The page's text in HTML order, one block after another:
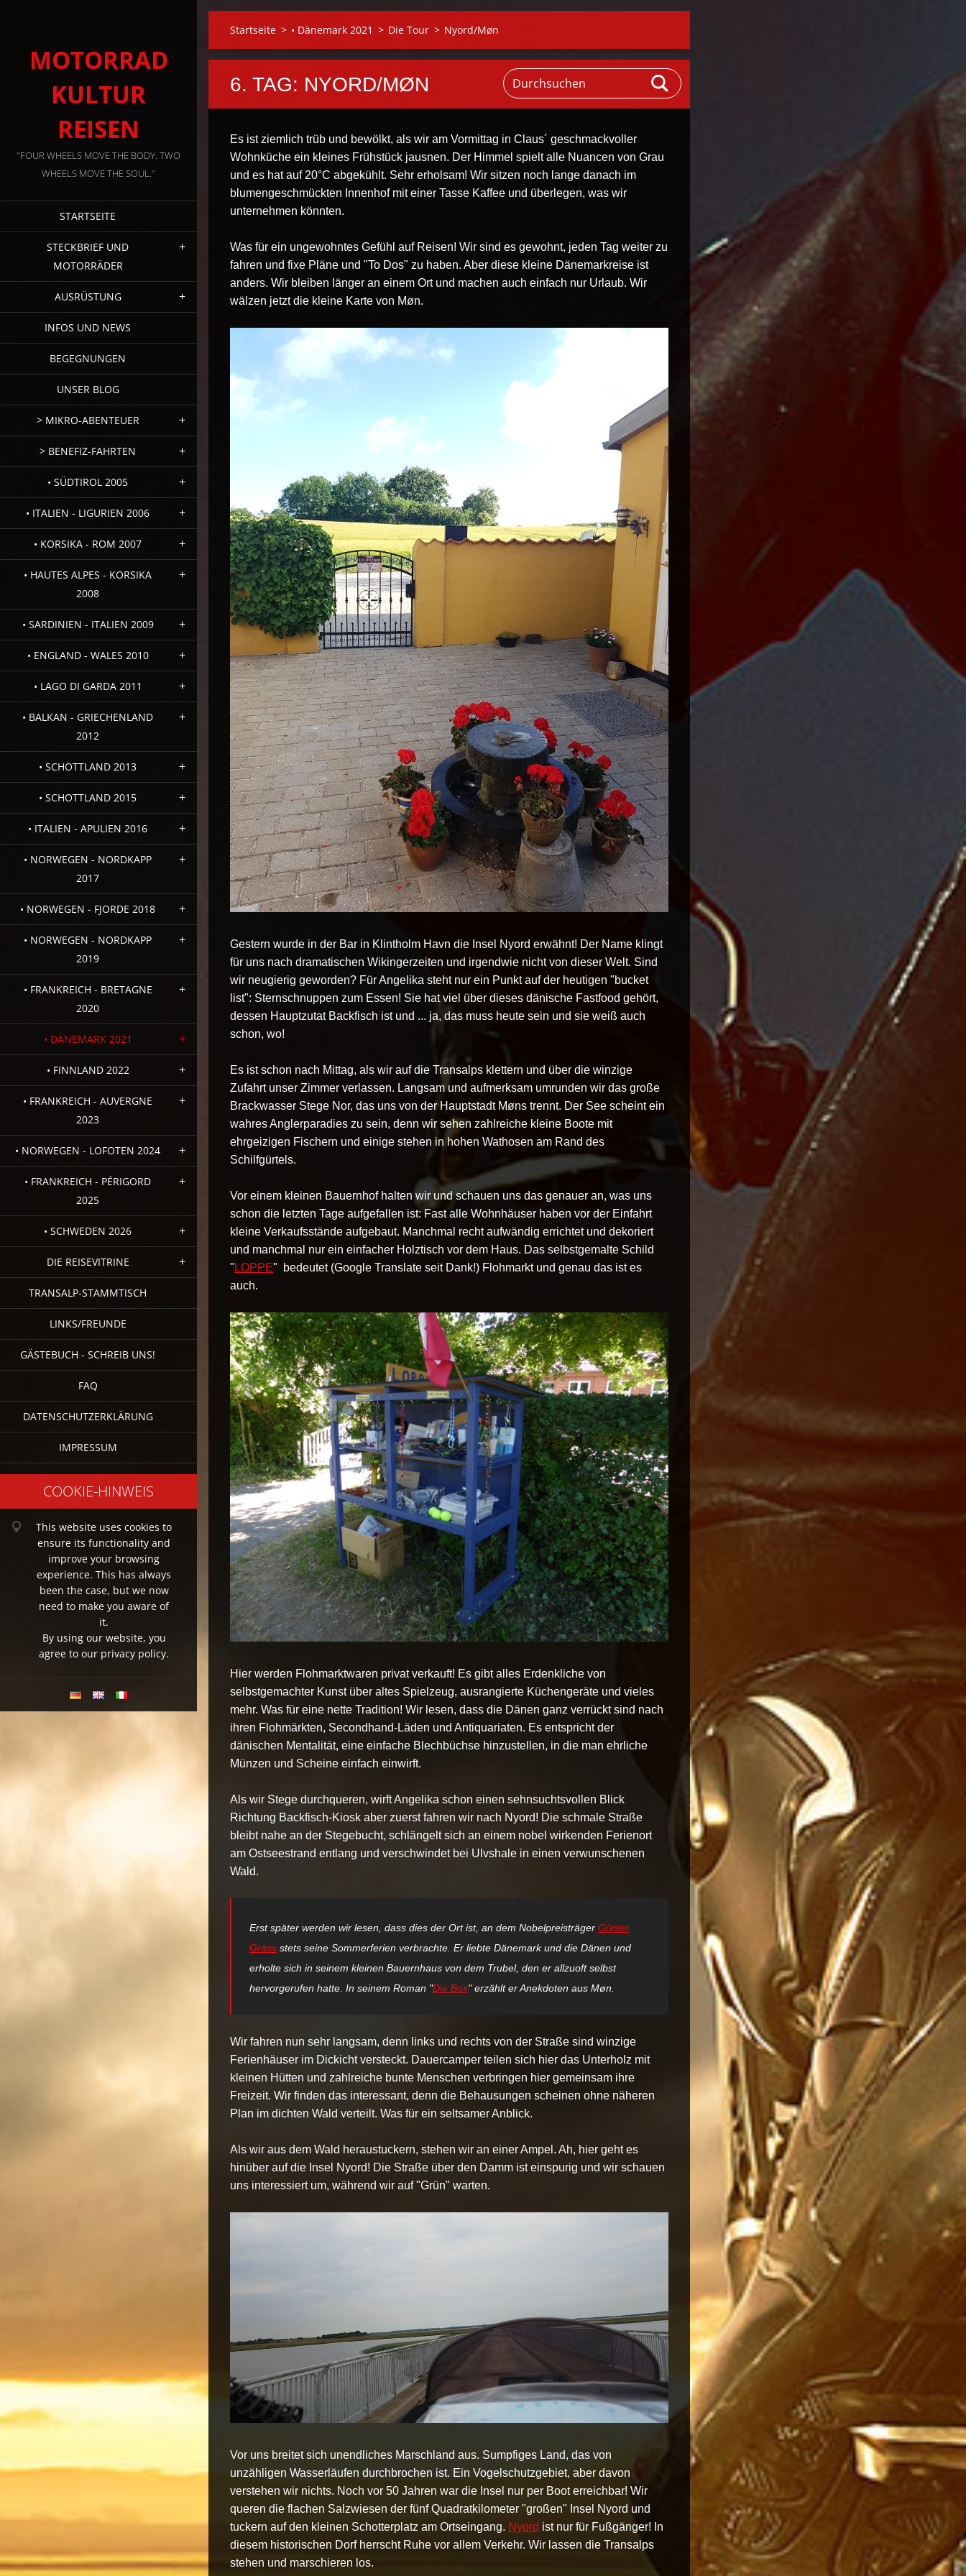
MOTORRAD
KULTUR
REISEN
"FOUR WHEELS MOVE THE BODY. TWO
WHEELS MOVE THE SOUL."
STARTSEITE
STECKBRIEF UND
MOTORRÄDER
AUSRÜSTUNG
INFOS UND NEWS
BEGEGNUNGEN
UNSER BLOG
> MIKRO-ABENTEUER
> BENEFIZ-FAHRTEN
• SÜDTIROL 2005
• ITALIEN - LIGURIEN 2006
• KORSIKA - ROM 2007
• HAUTES ALPES - KORSIKA
2008
• SARDINIEN - ITALIEN 2009
• ENGLAND - WALES 2010
• LAGO DI GARDA 2011
• BALKAN - GRIECHENLAND
2012
• SCHOTTLAND 2013
• SCHOTTLAND 2015
• ITALIEN - APULIEN 2016
• NORWEGEN - NORDKAPP
2017
• NORWEGEN - FJORDE 2018
• NORWEGEN - NORDKAPP
2019
• FRANKREICH - BRETAGNE
2020
• DÄNEMARK 2021
• FINNLAND 2022
• FRANKREICH - AUVERGNE
2023
• NORWEGEN - LOFOTEN 2024
• FRANKREICH - PÉRIGORD
2025
• SCHWEDEN 2026
DIE REISEVITRINE
TRANSALP-STAMMTISCH
LINKS/FREUNDE
GÄSTEBUCH - SCHREIB UNS!
FAQ
DATENSCHUTZERKLÄRUNG
IMPRESSUM
COOKIE-HINWEIS
This website uses cookies to
ensure its functionality and
improve your browsing
experience. This has always
been the case, but we now
need to make you aware of
it.
By using our website, you
agree to our privacy policy.
Startseite > • Dänemark 2021 > Die Tour > Nyord/Møn
6. TAG: NYORD/MØN
Es ist ziemlich trüb und bewölkt, als wir am Vormittag in Claus´ geschmackvoller
Wohnküche ein kleines Frühstück jausnen. Der Himmel spielt alle Nuancen von Grau
und es hat auf 20°C abgekühlt. Sehr erholsam! Wir sitzen noch lange danach im
blumengeschmückten Innenhof mit einer Tasse Kaffee und überlegen, was wir
unternehmen könnten.
Was für ein ungewohntes Gefühl auf Reisen! Wir sind es gewohnt, jeden Tag weiter zu
fahren und fixe Pläne und "To Dos" zu haben. Aber diese kleine Dänemarkreise ist
anders. Wir bleiben länger an einem Ort und machen auch einfach nur Urlaub. Wir
wälzen jetzt die kleine Karte von Møn.
Gestern wurde in der Bar in Klintholm Havn die Insel Nyord erwähnt! Der Name klingt
für uns nach dramatischen Wikingerzeiten und irgendwie nicht von dieser Welt. Sind
wir neugierig geworden? Für Angelika steht nur ein Punkt auf der heutigen "bucket
list": Sternschnuppen zum Essen! Sie hat viel über dieses dänische Fastfood gehört,
dessen Hauptzutat Backfisch ist und ... ja, das muss heute sein und sie weiß auch
schon, wo!
Es ist schon nach Mittag, als wir auf die Transalps klettern und über die winzige
Zufahrt unser Zimmer verlassen. Langsam und aufmerksam umrunden wir das große
Brackwasser Stege Nor, das uns von der Hauptstadt Møns trennt. Der See scheint ein
wahres Anglerparadies zu sein, denn wir sehen zahlreiche kleine Boote mit
ehrgeizigen Fischern und einige stehen in hohen Wathosen am Rand des
Schilfgürtels.
Vor einem kleinen Bauernhof halten wir und schauen uns das genauer an, was uns
schon die letzten Tage aufgefallen ist: Fast alle Wohnhäuser haben vor der Einfahrt
kleine Verkaufsstände aufgebaut. Manchmal recht aufwändig errichtet und dekoriert
und manchmal nur ein einfacher Holztisch vor dem Haus. Das selbstgemalte Schild
" LOPPE" bedeutet (Google Translate seit Dank!) Flohmarkt und genau das ist es
auch.
Hier werden Flohmarktwaren privat verkauft! Es gibt alles Erdenkliche von
selbstgemachter Kunst über altes Spielzeug, ausrangierte Küchengeräte und vieles
mehr. Was für eine nette Tradition! Wir lesen, dass die Dänen ganz verrückt sind nach
ihren Flohmärkten, Secondhand-Läden und Antiquariaten. Es entspricht der
dänischen Mentalität, eine einfache Blechbüchse hinzustellen, in die man ehrliche
Münzen und Scheine einfach einwirft.
Als wir Stege durchqueren, wirft Angelika schon einen sehnsuchtsvollen Blick
Richtung Backfisch-Kiosk aber zuerst fahren wir nach Nyord! Die schmale Straße
bleibt nahe an der Stegebucht, schlängelt sich an einem nobel wirkenden Ferienort
am Ostseestrand entlang und verschwindet bei Ulvshale in einen verwunschenen
Wald.
Erst später werden wir lesen, dass dies der Ort ist, an dem Nobelpreisträger Günter
Grass stets seine Sommerferien verbrachte. Er liebte Dänemark und die Dänen und
erholte sich in seinem kleinen Bauernhaus von dem Trubel, den er allzuoft selbst
hervorgerufen hatte. In seinem Roman "Die Box" erzählt er Anekdoten aus Møn.
Wir fahren nun sehr langsam, denn links und rechts von der Straße sind winzige
Ferienhäuser im Dickicht versteckt. Dauercamper teilen sich hier das Unterholz mit
kleinen Hütten und zahlreiche bunte Menschen verbringen hier gemeinsam ihre
Freizeit. Wir finden das interessant, denn die Behausungen scheinen ohne näheren
Plan im dichten Wald verteilt. Was für ein seltsamer Anblick.
Als wir aus dem Wald heraustuckern, stehen wir an einer Ampel. Ah, hier geht es
hinüber auf die Insel Nyord! Die Straße über den Damm ist einspurig und wir schauen
uns interessiert um, während wir auf "Grün" warten.
Vor uns breitet sich unendliches Marschland aus. Sumpfiges Land, das von
unzähligen Wasserläufen durchbrochen ist. Ein Vogelschutzgebiet, aber davon
verstehen wir nichts. Noch vor 50 Jahren war die Insel nur per Boot erreichbar! Wir
queren die flachen Salzwiesen der fünf Quadratkilometer "großen" Insel Nyord und
tuckern auf den kleinen Schotterplatz am Ortseingang. Nyord ist nur für Fußgänger! In
diesem historischen Dorf herrscht Ruhe vor allem Verkehr. Wir lassen die Transalps
stehen und marschieren los.